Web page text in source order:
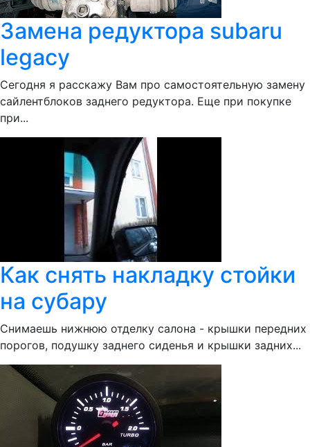
Замена редуктора subaru
legacy
Сегодня я расскажу Вам про самостоятельную замену
сайлентблоков заднего редуктора. Еще при покупке
при...
Как снять накладку стойки
на субару
Снимаешь нижнюю отделку салона - крышки передних
порогов, подушку заднего сиденья и крышки задних...